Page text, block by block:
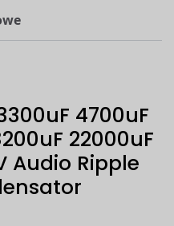
4700uF
22000uF
Audio Ripple